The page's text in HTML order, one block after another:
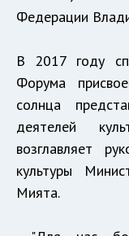
Федерации
В 2017 году
Форума
солнца
деятелей
возглавляет
культуры
Мията.